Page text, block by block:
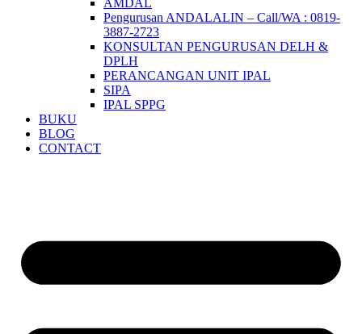
Pengurusan ANDALALIN – Call/WA : 0819-
3887-2723
KONSULTAN PENGURUSAN DELH &
DPLH​
PERANCANGAN UNIT IPAL
SIPA
IPAL SPPG
BUKU
BLOG
CONTACT